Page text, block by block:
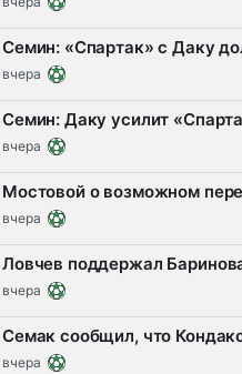
Семин: «Спартак» с Даку
вчера
Семин: Даку усилит
вчера
Мостовой о возможном
вчера
Ловчев поддержал
вчера
Семак сообщил, что
вчера